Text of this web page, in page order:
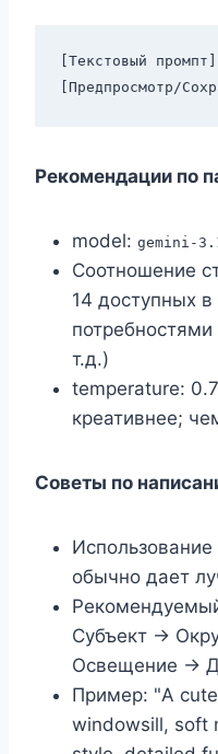
[Текстовый
Рекомендации по
model: gemini-
Соотношение
14 доступных
т.д.)
temperature:
креативнее;
Советы по
Использование
обычно дает
Субъект →
Освещение →
Пример: "A
windowsill, soft